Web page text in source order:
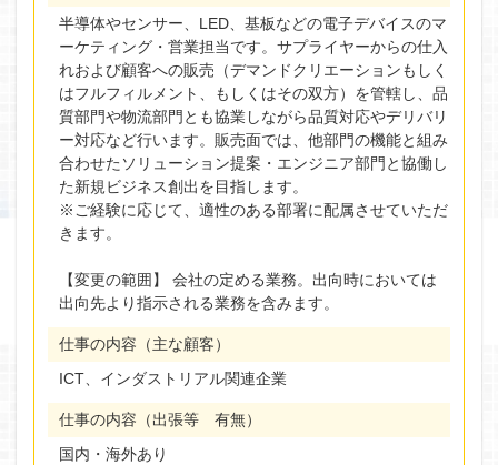
半導体やセンサー、LED、基板などの電子デバイスのマ
ーケティング・営業担当です。サプライヤーからの仕入
れおよび顧客への販売（デマンドクリエーションもしく
はフルフィルメント、もしくはその双方）を管轄し、品
質部門や物流部門とも協業しながら品質対応やデリバリ
ー対応など行います。販売面では、他部門の機能と組み
合わせたソリューション提案・エンジニア部門と協働し
た新規ビジネス創出を目指します。
※ご経験に応じて、適性のある部署に配属させていただ
きます。
【変更の範囲】 会社の定める業務。出向時においては
出向先より指示される業務を含みます。
仕事の内容（主な顧客）
ICT、インダストリアル関連企業
仕事の内容（出張等 有無）
国内・海外あり